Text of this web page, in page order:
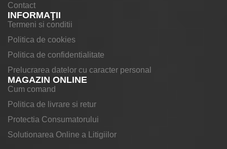
Contact
INFORMAŢII
Termeni si conditii
Politica de cookies
Politica de confidentialitate
Prelucrarea datelor cu caracter personal
MAGAZIN ONLINE
Cum comand
Politica de livrare si retur
Protectia Consumatorului
Solutionarea Online a Litigiilor